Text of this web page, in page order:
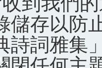
儲存以防
詩詞雅集